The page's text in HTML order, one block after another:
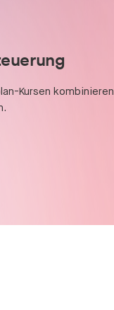
Kursen kombinieren